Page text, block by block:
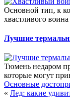
Основной тип, к
хвастливого
Лучшие
Тюмень недаром
которые могут
Основные
« Лед: какие